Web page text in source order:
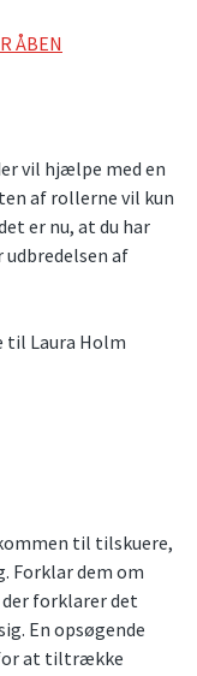
ÅBEN
vil hjælpe med en
af rollerne vil kun
er nu, at du har
af
til Laura Holm
til tilskuere,
Forklar dem om
forklarer det
En opsøgende
at tiltrække